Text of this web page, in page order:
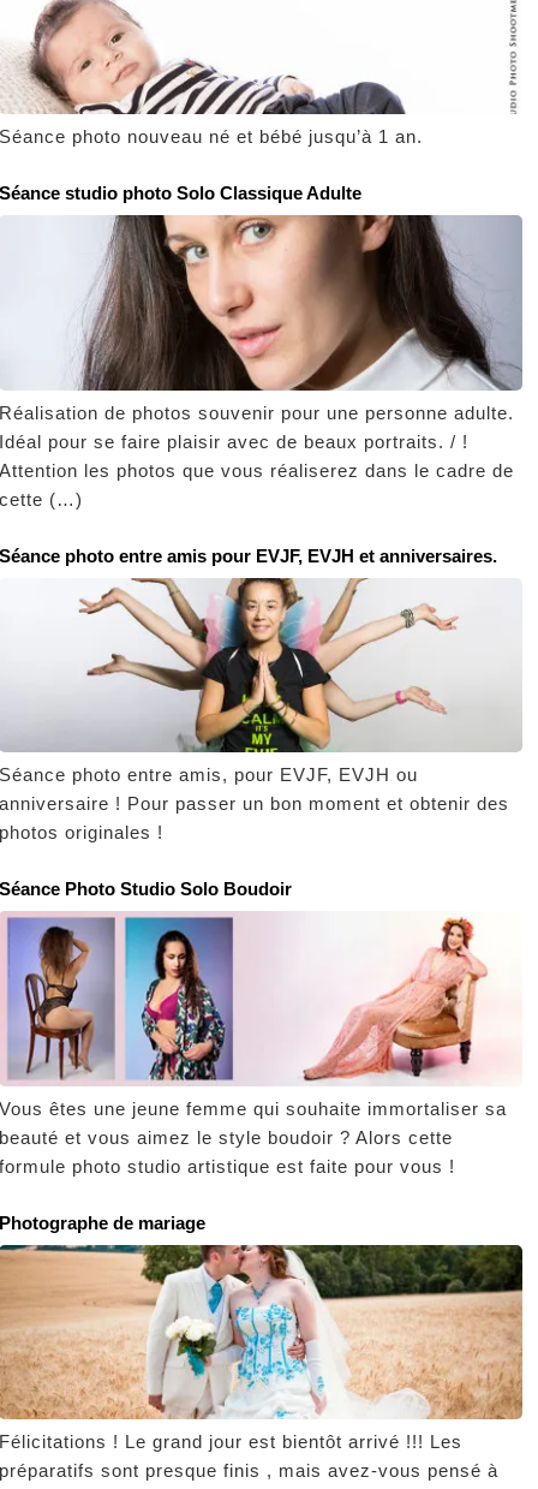
photo nouveau né et bébé jusqu’à 1 an.
studio photo Solo Classique Adulte
de photos souvenir pour une personne adulte.
pour se faire plaisir avec de beaux portraits. / !
les photos que vous réaliserez dans le cadre de
(…)
photo entre amis pour EVJF, EVJH et anniversaires.
photo entre amis, pour EVJF, EVJH ou
! Pour passer un bon moment et obtenir des
originales !
Photo Studio Solo Boudoir
êtes une jeune femme qui souhaite immortaliser sa
et vous aimez le style boudoir ? Alors cette
photo studio artistique est faite pour vous !
de mariage
! Le grand jour est bientôt arrivé !!! Les
sont presque finis , mais avez-vous pensé à